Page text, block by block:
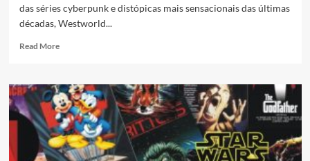
das séries cyberpunk e distópicas mais sensacionais das últimas
décadas, Westworld...
Read More